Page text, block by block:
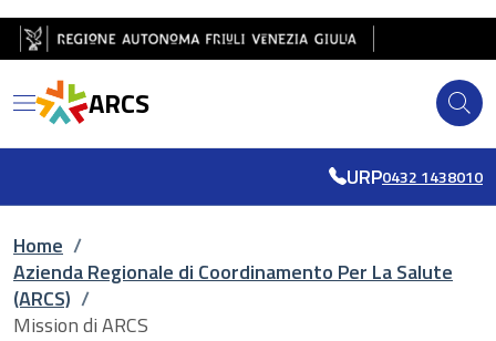
Salta al contenuto principale
Salta al piè di pagina
ARCS
URP0432 1438010
Briciole di pane
Home /
Azienda Regionale di Coordinamento Per La Salute
(ARCS) /
Mission di ARCS